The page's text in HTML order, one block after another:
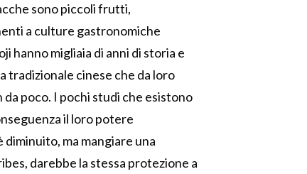
sono piccoli frutti,
a culture gastronomiche
hanno migliaia di anni di storia e
tradizionale cinese che da loro
poco. I pochi studi che esistono
il loro potere
ma mangiare una
darebbe la stessa protezione a